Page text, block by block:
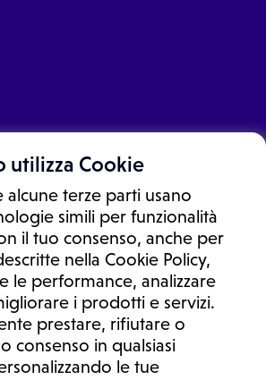
utilizza Cookie
alcune terze parti usano
simili per funzionalità
il tuo consenso, anche per
nella Cookie Policy,
le performance, analizzare
i prodotti e servizi.
prestare, rifiutare o
consenso in qualsiasi
le tue
in questo sito non sono un consulto medico.
informazioni sostituiscono un consulto, una
dal medico. Non si devono considerare
come suggerimenti per la formulazione di
di un trattamento o l'assunzione o
senza prima consultare un medico di
generale o uno specialista.
|Privacy Policy |Gestione cookie